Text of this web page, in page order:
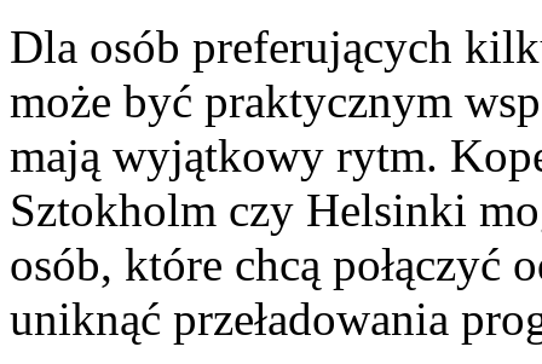
Dla osób preferujących
może być praktycznym
mają wyjątkowy rytm.
Sztokholm czy Helsinki
osób, które chcą połączyć
uniknąć przeładowania